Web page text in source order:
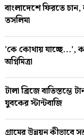
বাংলাদেশে ফিরতে
তসলিমা
'কে কোথায় যাচ্ছে...',
অগ্নিমিত্রা
টালা ব্রিজে বাতিস্তম্ভে
যুবকের স্টান্টবাজি